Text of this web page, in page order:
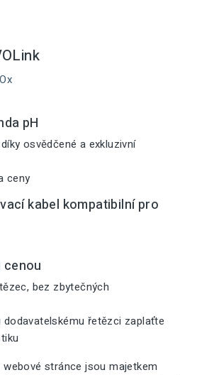
pH
osvědčené a exkluzivní
ceny
kabel kompatibilní pro
bez zbytečných
řetězci zaplaťte
stránce jsou majetkem